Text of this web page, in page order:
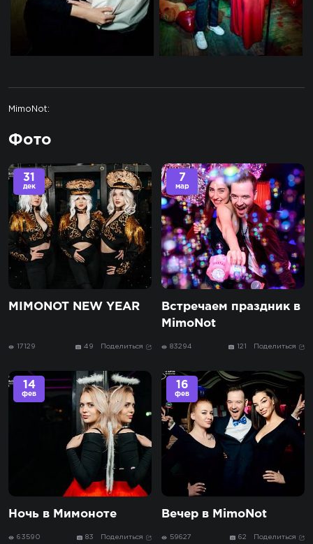
MimoNot:
Фото
31
дек
MIMONOT NEW YEAR
17129 49 Поделиться
7
мар
Встречаем праздник в
MimoNot
83294 121 Поделиться
14
фев
Ночь в Мимоноте
63590 83 Поделиться
16
фев
Вечер в MimoNot
59627 62 Поделиться